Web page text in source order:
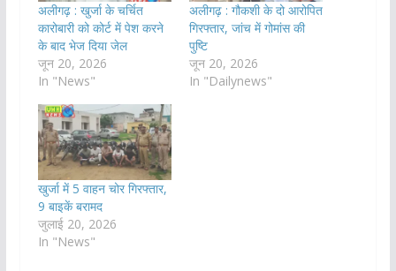
अलीगढ़ : खुर्जा के चर्चित
कारोबारी को कोर्ट में पेश करने
के बाद भेज दिया जेल
जून 20, 2026
In "News"
अलीगढ़ : गौकशी के दो आरोपित
गिरफ्तार, जांच में गोमांस की
पुष्टि
जून 20, 2026
In "Dailynews"
खुर्जा में 5 वाहन चोर गिरफ्तार,
9 बाइकें बरामद
जुलाई 20, 2026
In "News"